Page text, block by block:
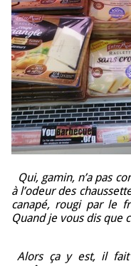
Qui, gamin, n’a pas
à l’odeur des
canapé, rougi par le
Quand je vous dis que
Alors ça y est, il